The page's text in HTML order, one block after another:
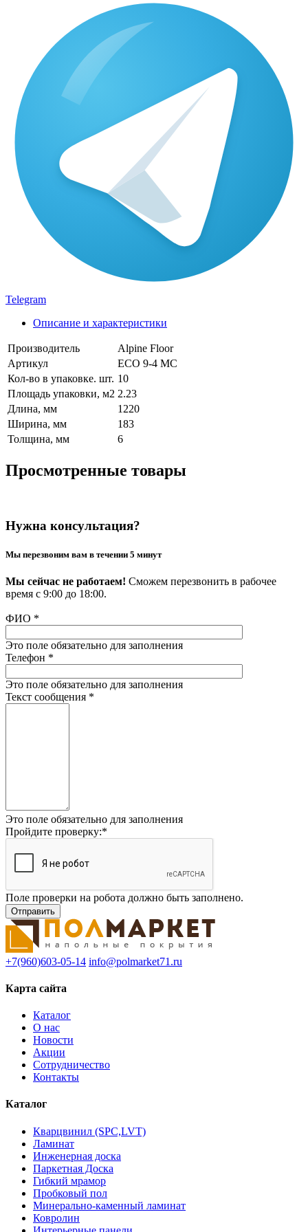
Telegram
Описание и характеристики
Производитель
Alpine Floor
Артикул
ECO 9-4 MC
Кол-во в упаковке. шт. 10
Площадь упаковки, м2 2.23
Длина, мм
1220
Ширина, мм
183
Толщина, мм
6
Просмотренные товары
Нужна консультация?
Мы перезвоним вам в течении 5 минут
Мы сейчас не работаем! Сможем перезвонить в рабочее
время с 9:00 до 18:00.
ФИО *
Это поле обязательно для заполнения
Телефон *
Это поле обязательно для заполнения
Текст сообщения *
Это поле обязательно для заполнения
Пройдите проверку:*
Поле проверки на робота должно быть заполнено.
+7(960)603-05-14 info@polmarket71.ru
Карта сайта
Каталог
О нас
Новости
Акции
Сотрудничество
Контакты
Каталог
Кварцвинил (SPC,LVT)
Ламинат
Инженерная доска
Паркетная Доска
Гибкий мрамор
Пробковый пол
Минерально-каменный ламинат
Ковролин